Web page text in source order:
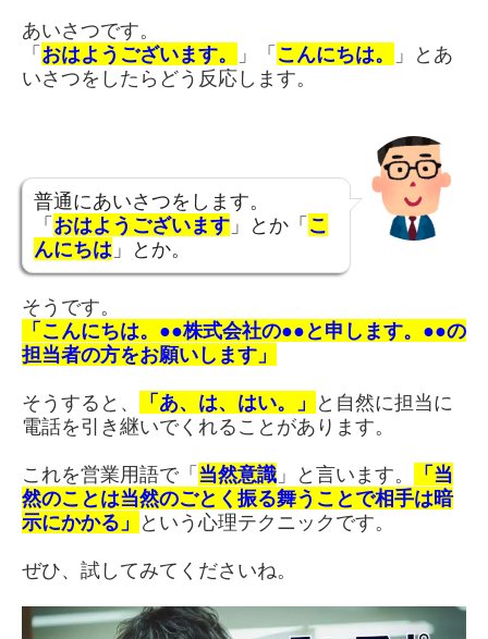
あいさつです。
「おはようございます。 」「こんにちは。
」とあ
いさつをしたらどう反応します。
普通にあいさつをします。
「おはようございます 」とか「こ
んにちは 」とか。
そうです。
「こんにちは。●●株式会社の●●と申します。●●の
担当者の方をお願いします」
そうすると、 「あ、は、はい。」
と自然に担当に
電話を引き継いでくれることがあります。
これを営業用語で「当然意識 」と言います。
「当
然のことは当然のごとく振る舞うことで相手は暗
示にかかる」
という心理テクニックです。
ぜひ、試してみてくださいね。